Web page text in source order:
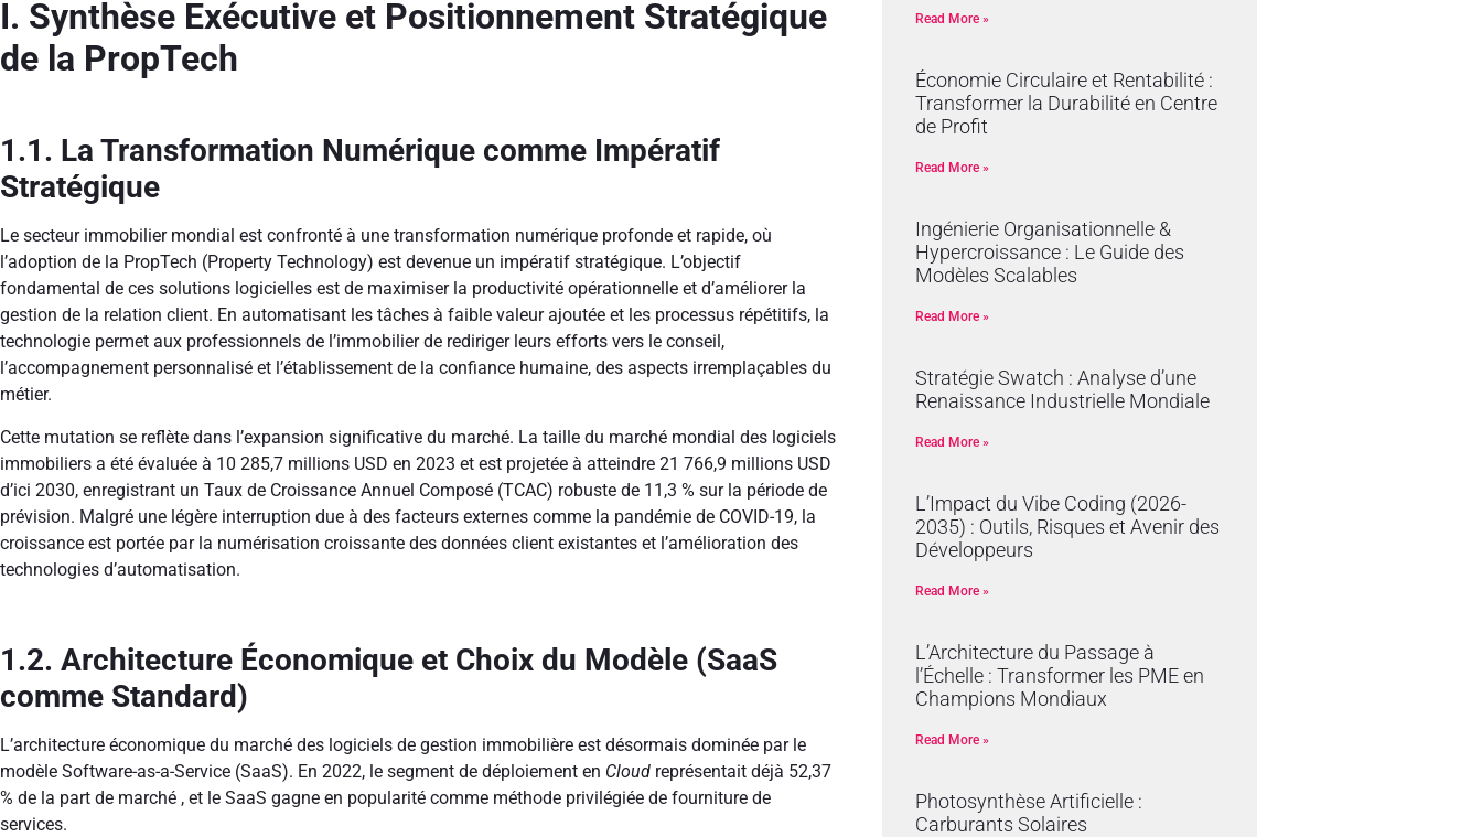
I. Synthèse Exécutive et Positionnement Stratégique
de la PropTech
1.1. La Transformation Numérique comme Impératif
Stratégique
Le secteur immobilier mondial est confronté à une transformation numérique profonde et rapide, où
l’adoption de la PropTech (Property Technology) est devenue un impératif stratégique. L’objectif
fondamental de ces solutions logicielles est de maximiser la productivité opérationnelle et d’améliorer la
gestion de la relation client. En automatisant les tâches à faible valeur ajoutée et les processus répétitifs, la
technologie permet aux professionnels de l’immobilier de rediriger leurs efforts vers le conseil,
l’accompagnement personnalisé et l’établissement de la confiance humaine, des aspects irremplaçables du
métier.
Cette mutation se reflète dans l’expansion significative du marché. La taille du marché mondial des logiciels
immobiliers a été évaluée à 10 285,7 millions USD en 2023 et est projetée à atteindre 21 766,9 millions USD
d’ici 2030, enregistrant un Taux de Croissance Annuel Composé (TCAC) robuste de 11,3 % sur la période de
prévision. Malgré une légère interruption due à des facteurs externes comme la pandémie de COVID-19, la
croissance est portée par la numérisation croissante des données client existantes et l’amélioration des
technologies d’automatisation.
1.2. Architecture Économique et Choix du Modèle (SaaS
comme Standard)
L’architecture économique du marché des logiciels de gestion immobilière est désormais dominée par le
modèle Software-as-a-Service (SaaS). En 2022, le segment de déploiement en Cloud représentait déjà 52,37
% de la part de marché , et le SaaS gagne en popularité comme méthode privilégiée de fourniture de
services.
Read More »
Économie Circulaire et Rentabilité :
Transformer la Durabilité en Centre
de Profit
Read More »
Ingénierie Organisationnelle &
Hypercroissance : Le Guide des
Modèles Scalables
Read More »
Stratégie Swatch : Analyse d’une
Renaissance Industrielle Mondiale
Read More »
L’Impact du Vibe Coding (2026-
2035) : Outils, Risques et Avenir des
Développeurs
Read More »
L’Architecture du Passage à
l’Échelle : Transformer les PME en
Champions Mondiaux
Read More »
Photosynthèse Artificielle :
Carburants Solaires